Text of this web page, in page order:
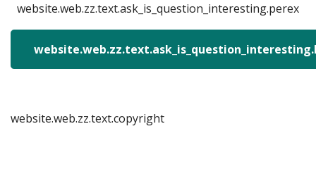
website.web.zz.text.ask_is_question_interesting.perex
website.web.zz.text.copyright